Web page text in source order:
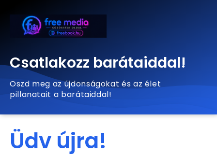
Csatlakozz barátaiddal!
Oszd meg az újdonságokat és az élet
pillanatait a barátaiddal!
Üdv újra!